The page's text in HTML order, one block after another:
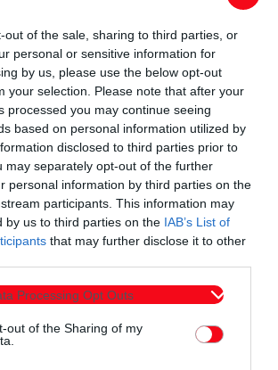
out of the sale, sharing to third parties, or
personal or sensitive information for
by us, please use the below opt-out
your selection. Please note that after your
processed you may continue seeing
based on personal information utilized by
disclosed to third parties prior to
may separately opt-out of the further
personal information by third parties on the
participants. This information may
by us to third parties on the IAB’s List of
that may further disclose it to other
Processing Opt Outs
out of the Sharing of my
email
άρθρα